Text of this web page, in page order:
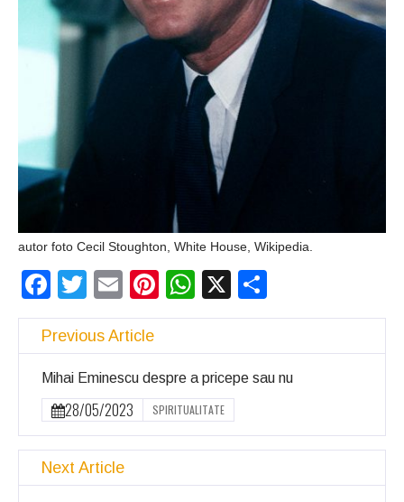
autor foto Cecil Stoughton, White House, Wikipedia.
Facebook
Twitter
EmailPinterest
WhatsApp
X
Previous Article
Mihai Eminescu despre a pricepe sau nu
28/05/2023 SPIRITUALITATE
Next Article